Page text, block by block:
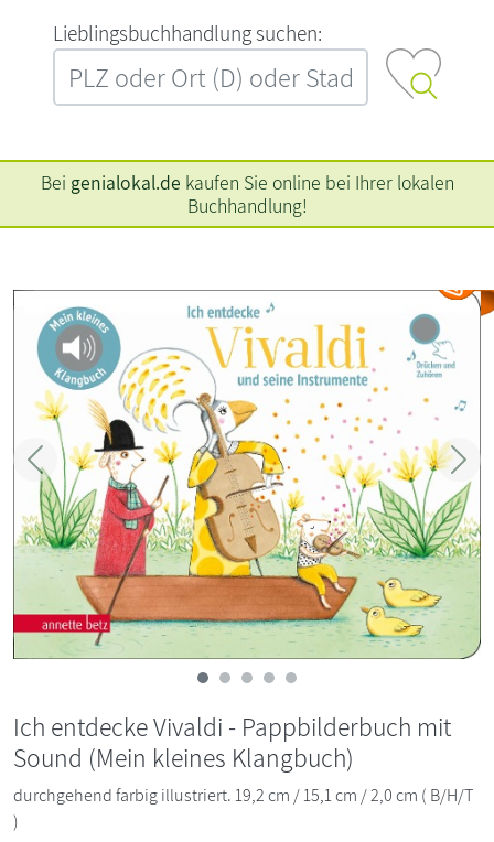
L‍i‍e‍b‍l‍i‍n‍g‍s‍b‍u‍c‍h‍h‍a‍n‍d‍l‍u‍n‍g‍ ‍s‍u‍c‍h‍e‍n‍:‍
Bei genialokal.de kaufen Sie online bei Ihrer lokalen
Buchhandlung!
Zurück
Ich entdecke Vivaldi - Pappbilderbuch mit
Sound (Mein kleines Klangbuch)
durchgehend farbig illustriert. 19,2 cm / 15,1 cm / 2,0 cm ( B/H/T
)